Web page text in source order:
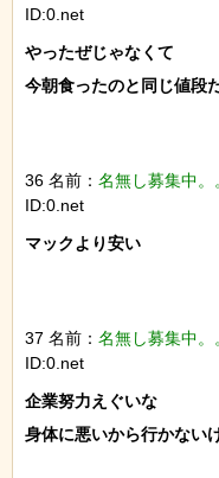
ID:0.net
やったぜじゃなくて
今朝食ったのと同じ値段
36 名前： 名無し募集中。
ID:0.net
マックより安い
37 名前： 名無し募集中。
ID:0.net
企業努力えぐいな
身体に悪いから行かない